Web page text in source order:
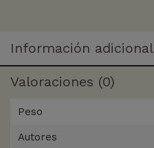
Información adicional
Valoraciones (0)
Peso
Autores